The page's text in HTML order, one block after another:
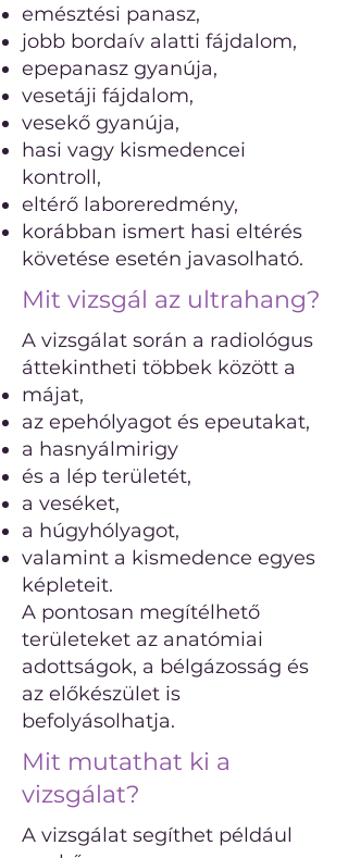
emésztési panasz,
jobb bordaív alatti fájdalom,
epepanasz gyanúja,
vesetáji fájdalom,
vesekő gyanúja,
hasi vagy kismedencei
kontroll,
eltérő laboreredmény,
korábban ismert hasi eltérés
követése esetén javasolható.
Mit vizsgál az ultrahang?
A vizsgálat során a radiológus
áttekintheti többek között a
májat,
az epehólyagot és epeutakat,
a hasnyálmirigy
és a lép területét,
a veséket,
a húgyhólyagot,
valamint a kismedence egyes
képleteit.
A pontosan megítélhető
területeket az anatómiai
adottságok, a bélgázosság és
az előkészület is
befolyásolhatja.
Mit mutathat ki a
vizsgálat?
A vizsgálat segíthet például